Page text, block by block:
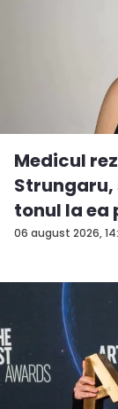
06 august 2026,
Medicul
Strungaru,
tonul la ea
a...